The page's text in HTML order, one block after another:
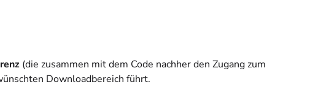
(die zusammen mit dem Code nachher den Zugang zum
Downloadbereich führt.